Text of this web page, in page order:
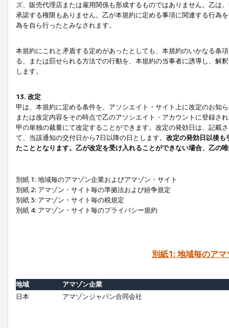
ズ、販売代理店または雇用関係も形成するものではありません。乙は
承諾する権限もありません。乙が本規約に定める事項に関連する行為
為を自ら行ったとみなされます。
本規約にこれと矛盾する定めがあったとしても、本規約のいかなる条
る、または罰せられる方法での行動を、本規約の当事者に誘導し、解
します。
13. 改定
甲は、本規約に定める条件を、アソシエイト・サイト上に改定のお知
または改定内容をその時点で乙のアソシエイト・アカウントに登録さ
甲の単独の裁量にて改定することができます。改定の発効日は、記載
て、当該通知の交付日から7日以降の日とします。 改定の発効日以後も
たこととなります。乙が改定を受け入れることができない場合、乙の
別紙 1: 地域毎のアマゾン企業およびアマゾン・サイト
別紙 2: アマゾン・サイト毎の準拠法および紛争規定
別紙 3: アマゾン・サイト毎の税規定
別紙 4: アマゾン・サイト毎のプライバシー規約
別紙1: 地域毎のア
地域
アマゾン企業
日本
アマゾンジャパン合同会社